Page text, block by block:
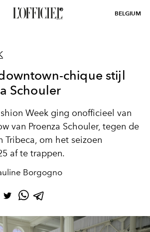
BELGIUM
chique stijl
Schouler
Week ging onofficieel van
van Proenza Schouler, tegen de
Tribeca, om het seizoen
af te trappen.
Borgogno